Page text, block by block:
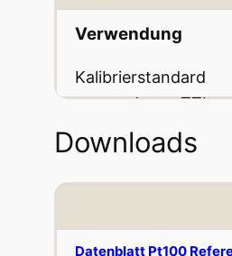
Verwendung
Kalibrierstandard
passend zum TTI-
Downloads
Datenblatt Pt100